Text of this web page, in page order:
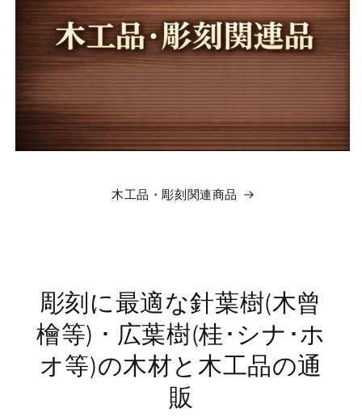
木工品・彫刻関連商品
彫刻に最適な針葉樹(木曾
檜等) ･ 広葉樹(桂･シナ･ホ
オ等)の木材と木工品の通
販